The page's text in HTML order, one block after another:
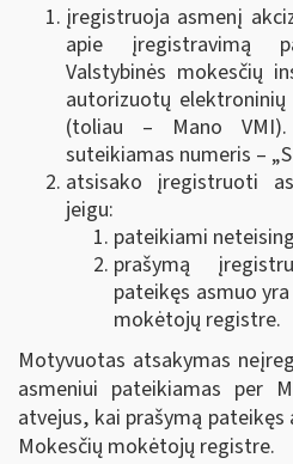
įregistruoja asmenį
apie įregistravimą
Valstybinės mokesčių
autorizuotų
(toliau – Mano VMI).
suteikiamas numeris –
atsisako įregistruoti
jeigu:
pateikiami
prašymą
pateikęs asmuo
mokėtojų registre.
Motyvuotas atsakymas
asmeniui pateikiamas per
atvejus, kai prašymą
Mokesčių mokėtojų registre.